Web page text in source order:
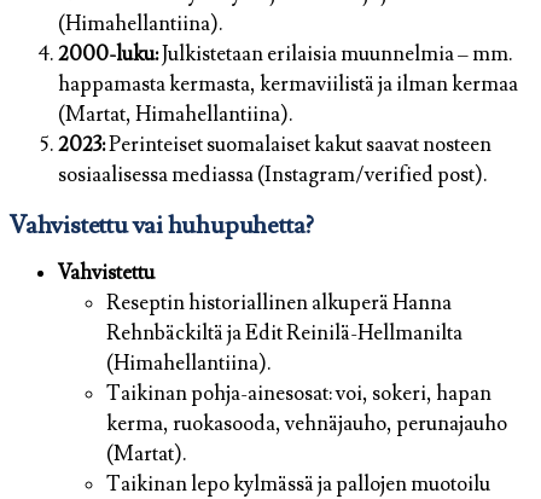
(Himahellantiina).
2000-luku:Julkistetaan erilaisia muunnelmia – mm.
happamasta kermasta, kermaviilistä ja ilman kermaa
(Martat, Himahellantiina).
2023:Perinteiset suomalaiset kakut saavat nosteen
sosiaalisessa mediassa (Instagram/verified post).
Vahvistettu vai huhupuhetta?
Vahvistettu
Reseptin historiallinen alkuperä Hanna
Rehnbäckiltä ja Edit Reinilä-Hellmanilta
(Himahellantiina).
Taikinan pohja-ainesosat: voi, sokeri, hapan
kerma, ruokasooda, vehnäjauho, perunajauho
(Martat).
Taikinan lepo kylmässä ja pallojen muotoilu